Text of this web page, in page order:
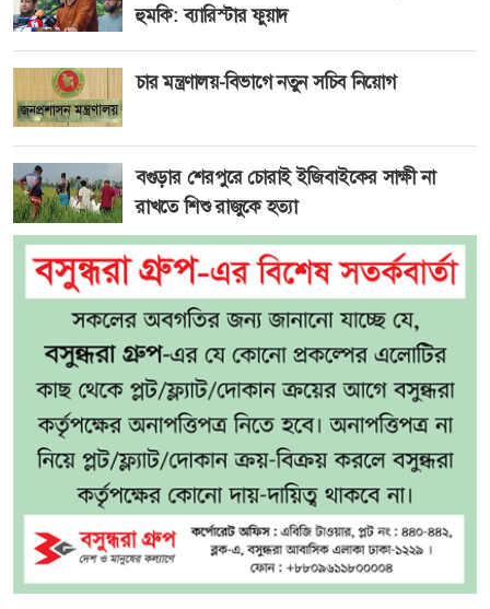
হুমকি: ব্যারিস্টার ফুয়াদ
চার মন্ত্রণালয়-বিভাগে নতুন সচিব নিয়োগ
বগুড়ার শেরপুরে চোরাই ইজিবাইকের সাক্ষী না
রাখতে শিশু রাজুকে হত্যা